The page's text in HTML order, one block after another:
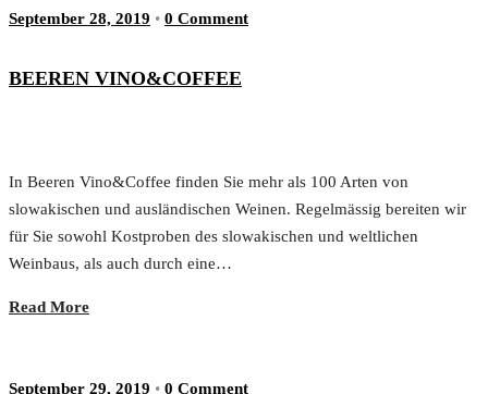
September 28, 2019 • 0 Comment
BEEREN VINO&COFFEE
In Beeren Vino&Coffee finden Sie mehr als 100 Arten von
slowakischen und ausländischen Weinen. Regelmässig bereiten wir
für Sie sowohl Kostproben des slowakischen und weltlichen
Weinbaus, als auch durch eine…
Read More
September 29, 2019 • 0 Comment